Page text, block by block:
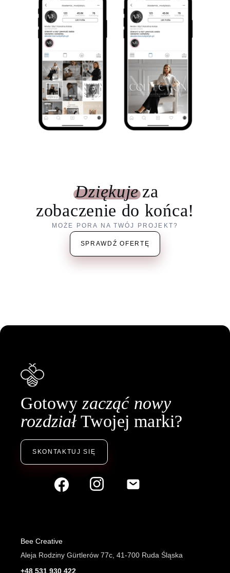
Dziękuje za
zobaczenie do końca!
MOŻE PORA NA TWÓJ PROJEKT?
SPRAWDŹ OFERTĘ
Gotowyzacząć nowy
rozdziałTwojej marki?
SKONTAKTUJ SIĘ
Bee Creative
Aleja Rodziny Gürtlerów 77c, 41-700 Ruda Śląska
+48 531 930 422